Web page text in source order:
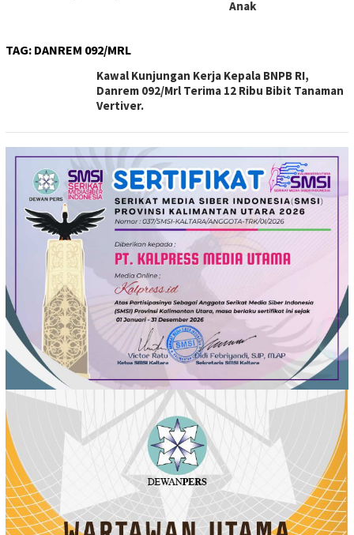
TAG: DANREM 092/MRL
Kawal Kunjungan Kerja Kepala BNPB RI,
Danrem 092/Mrl Terima 12 Ribu Bibit Tanaman
Vertiver.